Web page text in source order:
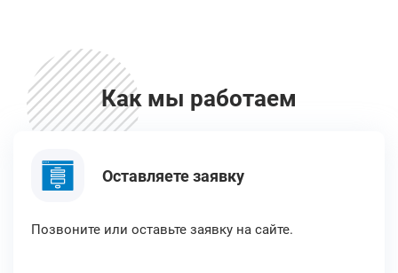
Как мы работаем
Оставляете заявку
Позвоните или оставьте заявку на сайте.